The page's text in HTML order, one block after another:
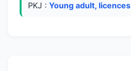
PKJ : Young adult, licences